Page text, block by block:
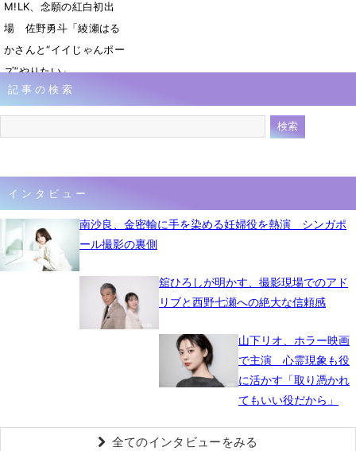
M!LK、念願の紅白初出
場 佐野勇斗「綾瀬はる
かさんと“イイじゃんポー
ズ”やりたい」
11月14日 17時06分
記事の検索
インタビュー
南沙良、金密輸に手を染める妊婦役を熱演 シンガポ
ール撮影の裏側
舘ひろしが明かす、撮影現場でのアド
リブと西野七瀬への絶大な信頼感
山下リオ、ホラー映画
で主演 心霊現象も役
に活かす「取り憑かれ
てもいい役だから」
全てのインタビューをみる